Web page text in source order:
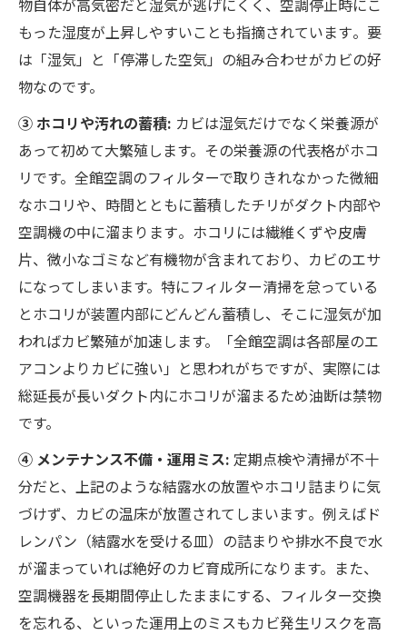
物自体が高気密だと湿気が逃げにくく、空調停止時にこ
もった湿度が上昇しやすいことも指摘されています​。要
は「湿気」と「停滞した空気」の組み合わせがカビの好
物なのです。
③ ホコリや汚れの蓄積: カビは湿気だけでなく栄養源が
あって初めて大繁殖します。その栄養源の代表格がホコ
リです。全館空調のフィルターで取りきれなかった微細
なホコリや、時間とともに蓄積したチリがダクト内部や
空調機の中に溜まります​。ホコリには繊維くずや皮膚
片、微小なゴミなど有機物が含まれており、カビのエサ
になってしまいます。特にフィルター清掃を怠っている
とホコリが装置内部にどんどん蓄積し、そこに湿気が加
わればカビ繁殖が加速します。「全館空調は各部屋のエ
アコンよりカビに強い」と思われがちですが、実際には
総延長が長いダクト内にホコリが溜まるため油断は禁物
です。
④ メンテナンス不備・運用ミス: 定期点検や清掃が不十
分だと、上記のような結露水の放置やホコリ詰まりに気
づけず、カビの温床が放置されてしまいます​。例えばド
レンパン（結露水を受ける皿）の詰まりや排水不良で水
が溜まっていれば絶好のカビ育成所になります。また、
空調機器を長期間停止したままにする、フィルター交換
を忘れる、といった運用上のミスもカビ発生リスクを高